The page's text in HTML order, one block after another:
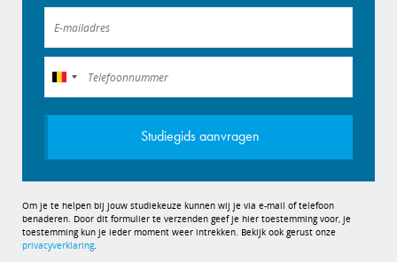
België
+32
Studiegids aanvragen
Om je te helpen bij jouw studiekeuze kunnen wij je via e-mail of telefoon
benaderen. Door dit formulier te verzenden geef je hier toestemming voor, je
toestemming kun je ieder moment weer intrekken. Bekijk ook gerust onze
privacyverklaring.